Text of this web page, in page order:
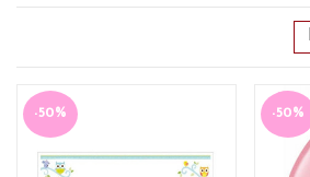
-50% -50%